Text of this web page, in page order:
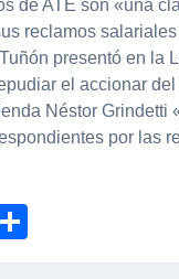
de ATE son «una
reclamos
presentó en la
el accionar
Néstor Grindetti
por las
Email